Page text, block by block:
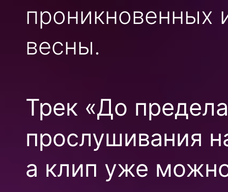
проникновенных
весны.
Трек «До
прослушивания
а клип уже